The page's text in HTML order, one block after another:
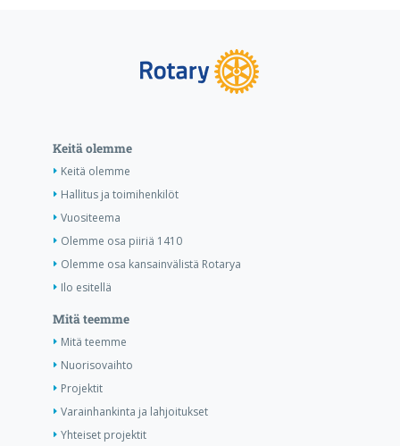
Keitä olemme
Keitä olemme
Hallitus ja toimihenkilöt
Vuositeema
Olemme osa piiriä 1410
Olemme osa kansainvälistä Rotarya
Ilo esitellä
Mitä teemme
Mitä teemme
Nuorisovaihto
Projektit
Varainhankinta ja lahjoitukset
Yhteiset projektit